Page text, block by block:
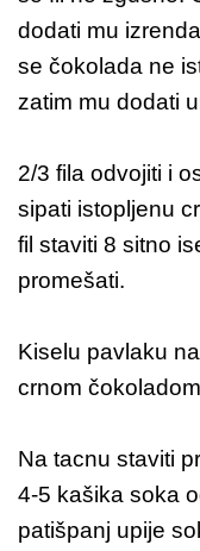
dodati mu
se čokolada ne
zatim mu dodati
2/3 fila odvojiti i
sipati istopljenu
fil staviti 8 sitno
promešati.
Kiselu pavlaku
crnom
Na tacnu staviti
4-5 kašika soka
patišpanj upije